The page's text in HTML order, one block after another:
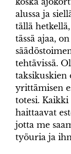
alussa ja
tällä
tässä ajaa,
tehtävissä.
taksikuskien
yrittämisen
totesi.
haittaavat
jotta me
työuria ja